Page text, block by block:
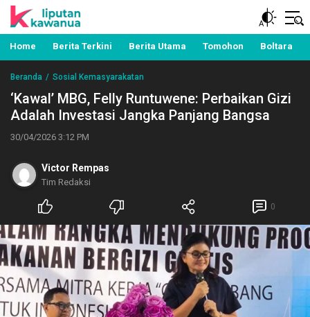
Liputan Kawanua
Berita Manado, Sulawesi Utara, Kawanua, Politik,
Pemerintahan, Hukum Kriminal dan Nasional
Home Berita Terkini Berita Utama Tomohon Boltara
Beranda Sosial Kemasyarakatan
‘Kawal’ MBG, Felly Runtuwene: Perbaikan Gizi
Adalah Investasi Jangka Panjang Bangsa
30/04/2026 3:12 PM
Victor Rempas
Tim Redaksi
0